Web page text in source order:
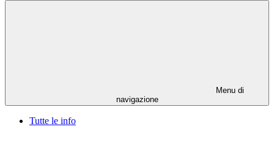
Menu di
navigazione
Tutte le info